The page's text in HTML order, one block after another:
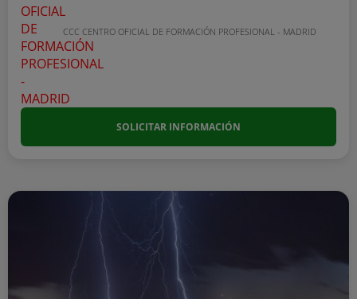
CCC CENTRO OFICIAL DE FORMACIÓN PROFESIONAL - MADRID
SOLICITAR INFORMACIÓN